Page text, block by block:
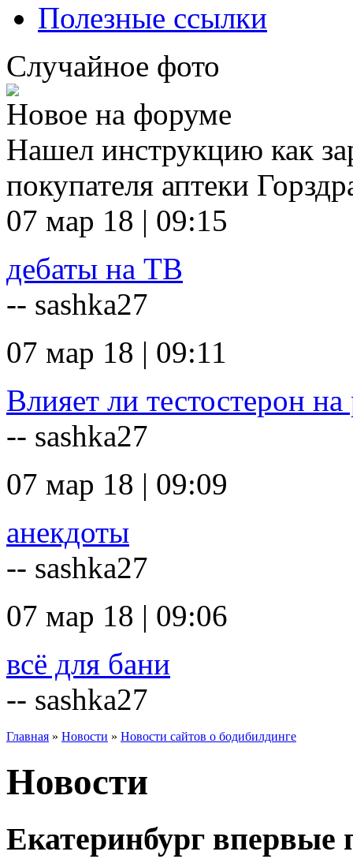
Полезные ссылки
Случайное фото
Новое на форуме
Нашел инструкцию как
покупателя аптеки
07 мар 18 | 09:15
дебаты на ТВ
-- sashka27
07 мар 18 | 09:11
Влияет ли тестостерон на
-- sashka27
07 мар 18 | 09:09
анекдоты
-- sashka27
07 мар 18 | 09:06
всё для бани
-- sashka27
Главная » Новости » Новости сайтов о бодибилдинге
Новости
Екатеринбург впервые